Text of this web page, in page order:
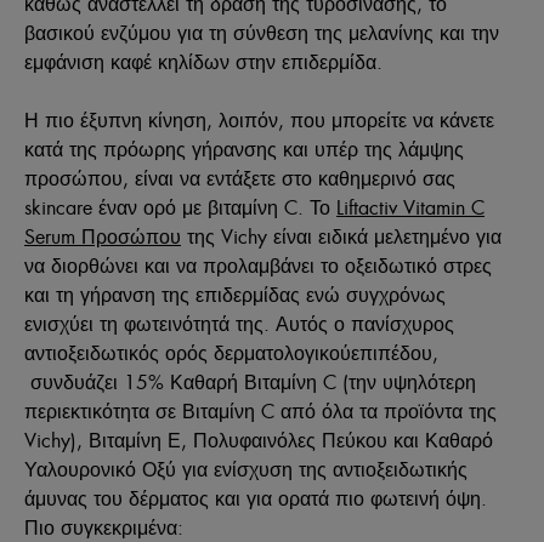
βασικού ενζύμου για τη σύνθεση της μελανίνης και την
εμφάνιση καφέ κηλίδων στην επιδερμίδα.
Η πιο έξυπνη κίνηση, λοιπόν, που μπορείτε να κάνετε
κατά της πρόωρης γήρανσης και υπέρ της λάμψης
προσώπου, είναι να εντάξετε στο καθημερινό σας
skincare έναν ορό με βιταμίνη C. Το Liftactiv Vitamin C
Serum Προσώπου της Vichy είναι ειδικά μελετημένο για
να διορθώνει και να προλαμβάνει το οξειδωτικό στρες
και τη γήρανση της επιδερμίδας ενώ συγχρόνως
ενισχύει τη φωτεινότητά της. Αυτός ο πανίσχυρος
αντιοξειδωτικός ορός δερματολογικούεπιπέδου,
συνδυάζει 15% Καθαρή Βιταμίνη C (την υψηλότερη
περιεκτικότητα σε Βιταμίνη C από όλα τα προϊόντα της
Vichy), Βιταμίνη Ε, Πολυφαινόλες Πεύκου και Καθαρό
Υαλουρονικό Οξύ για ενίσχυση της αντιοξειδωτικής
άμυνας του δέρματος και για ορατά πιο φωτεινή όψη.
Πιο συγκεκριμένα: